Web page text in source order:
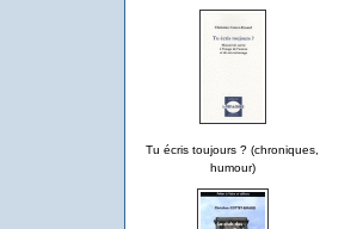
Tu écris toujours ? (chroniques,
humour)